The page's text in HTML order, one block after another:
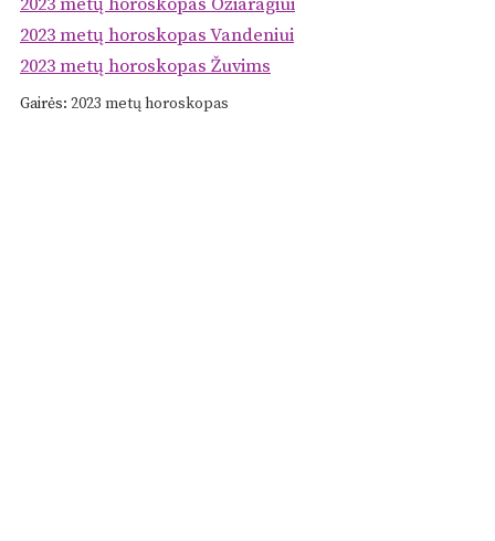
2023 metų horoskopas Ožiaragiui
2023 metų horoskopas Vandeniui
2023 metų horoskopas Žuvims
Gairės: 2023 metų horoskopas